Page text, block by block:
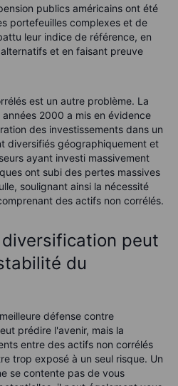
publics américains ont été
portefeuilles complexes et de
leur indice de référence, en
et en faisant preuve
est un autre problème. La
2000 a mis en évidence
des investissements dans un
diversifiés géographiquement et
ayant investi massivement
ont subi des pertes massives
soulignant ainsi la nécessité
des actifs non corrélés.
peut
du
défense contre
prédire l'avenir, mais la
entre des actifs non corrélés
trop exposé à un seul risque. Un
se contente pas de vous